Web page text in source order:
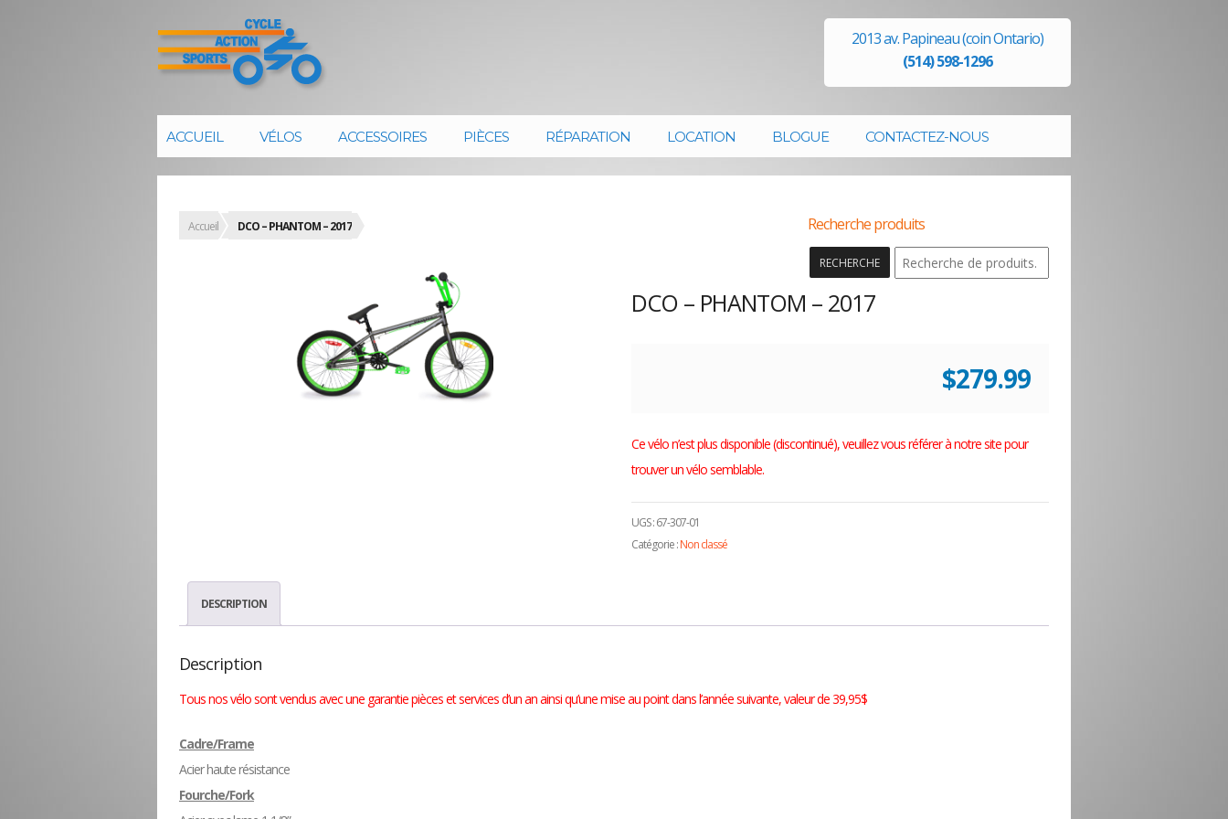
2013 av. Papineau (coin Ontario)
(514) 598-1296
ACCUEIL VÉLOS ACCESSOIRES PIÈCES RÉPARATION LOCATION BLOGUE CONTACTEZ-NOUS
Recherche produits
RECHERCHE
Accueil DCO – PHANTOM – 2017
DCO – PHANTOM – 2017
$279.99
Ce vélo n’est plus disponible (discontinué), veuillez vous référer à notre site pour
trouver un vélo semblable.
UGS :67-307-01
Catégorie :Non classé
DESCRIPTION
Description
Tous nos vélo sont vendus avec une garantie pièces et services d’un an ainsi qu’une mise au point dans l’année suivante, valeur de 39,95$
Cadre/Frame
Acier haute résistance
Fourche/Fork